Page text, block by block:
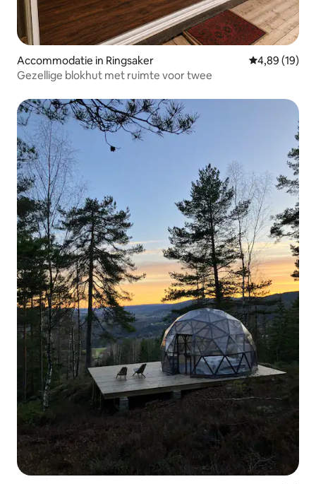
Accommodatie in Ringsaker Gemiddelde
4,89 (19)
Gezellige blokhut met ruimte voor twee